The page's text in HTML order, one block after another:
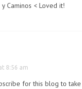
Caminos < Loved it!
8:56 am
for this blog to take